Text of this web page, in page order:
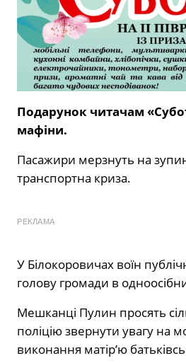
Подарунок читачам
мафіни.
Пасажири мерзнуть на
транспортна криза.
РЕКЛАМА
У Білокоровичах воїн
голову громади в
Мешканці Пулин просять
поліцію звернути увагу на
виконання матір’ю